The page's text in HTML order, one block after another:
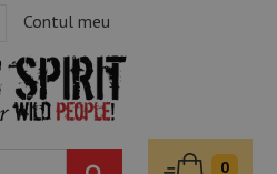
Contul meu
0